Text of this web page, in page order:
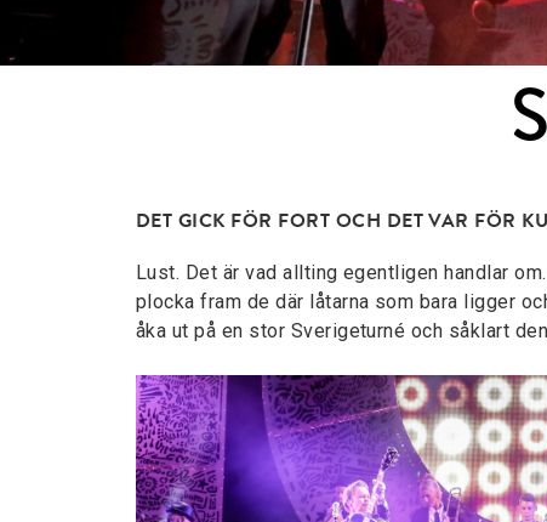
DET GICK FÖR FORT OCH DET VAR FÖR
Lust. Det är vad allting egentligen handlar
plocka fram de där låtarna som bara ligger
åka ut på en stor Sverigeturné och såklart